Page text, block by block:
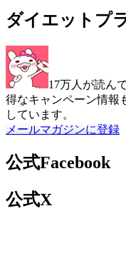
ダイエットプ
17万人が読ん
得なキャンペーン情報
しています。
メールマガジンに登録
公式Facebook
公式X